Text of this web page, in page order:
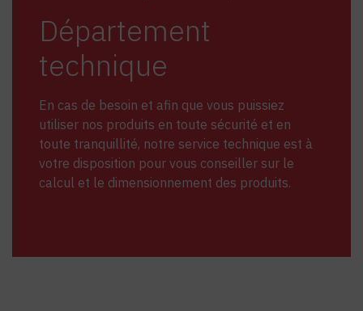
Département
technique
En cas de besoin et afin que vous puissiez
utiliser nos produits en toute sécurité et en
toute tranquillité, notre service technique est à
votre disposition pour vous conseiller sur le
calcul et le dimensionnement des produits.